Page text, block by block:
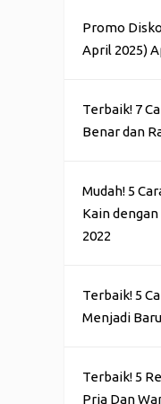
Promo
April 2025)
Terbaik! 7
Benar dan
Mudah! 5
Kain
2022
Terbaik! 5
Menjadi Baru
Terbaik! 5
Pria Dan